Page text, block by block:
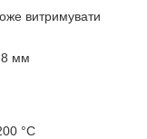
витримувати
8 мм
°C